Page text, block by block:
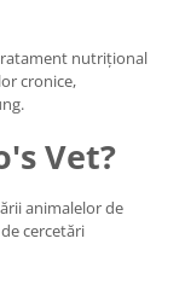
nutrițional
cronice,
Vet?
animalelor de
cercetări